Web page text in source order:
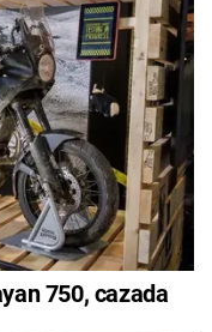
750, cazada